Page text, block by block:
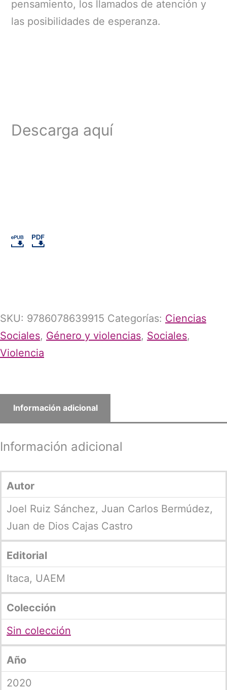
pensamiento, los llamados de atención y
las posibilidades de esperanza.
Descarga aquí
SKU: 9786078639915 Categorías: Ciencias
Sociales, Género y violencias, Sociales,
Violencia
Información adicional
Información adicional
Autor
Joel Ruiz Sánchez, Juan Carlos Bermúdez,
Juan de Dios Cajas Castro
Editorial
Itaca, UAEM
Colección
Sin colección
Año
2020